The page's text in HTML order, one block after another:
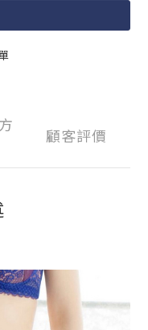
顧客評價